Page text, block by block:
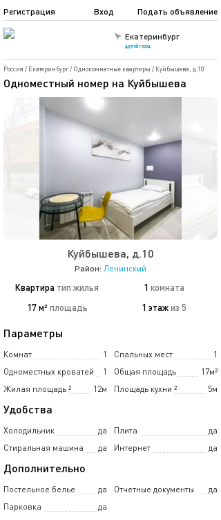
Екатеринбург
другой город
Подать объявление
Регистрация Вход
Россия / Екатеринбург/ Однокомнатные квартиры / Куйбышева, д.10
Одноместный номер на Куйбышева
Куйбышева, д.10
Район: Ленинский
Квартира тип жилья 1 комната
17 м² площадь 1 этажиз 5
Параметры
Комнат 1 Спальных мест
1
Одноместных кроватей
1 Общая площадь
17м²
Жилая площадь
12м
² Площадь кухни 5м
²
Удобства
Холодильник да Плита
да
Стиральная машина
да Интернет да
Дополнительно
Постельное белье да Отчетные документы
да
Парковка
да